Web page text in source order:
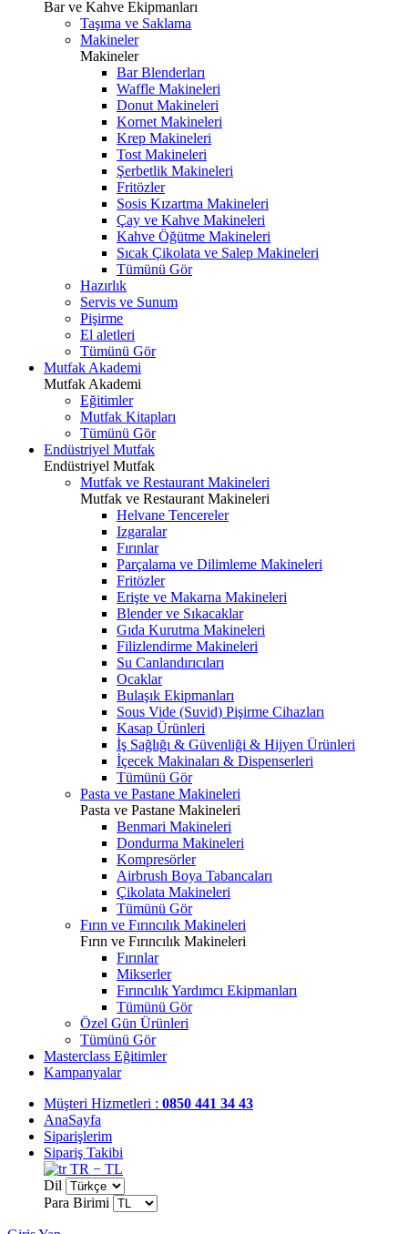
Bar ve Kahve Ekipmanları
Taşıma ve Saklama
Makineler
Makineler
Bar Blenderları
Waffle Makineleri
Donut Makineleri
Kornet Makineleri
Krep Makineleri
Tost Makineleri
Şerbetlik Makineleri
Fritözler
Sosis Kızartma Makineleri
Çay ve Kahve Makineleri
Kahve Öğütme Makineleri
Sıcak Çikolata ve Salep Makineleri
Tümünü Gör
Hazırlık
Servis ve Sunum
Pişirme
El aletleri
Tümünü Gör
Mutfak Akademi
Mutfak Akademi
Eğitimler
Mutfak Kitapları
Tümünü Gör
Endüstriyel Mutfak
Endüstriyel Mutfak
Mutfak ve Restaurant Makineleri
Mutfak ve Restaurant Makineleri
Helvane Tencereler
Izgaralar
Fırınlar
Parçalama ve Dilimleme Makineleri
Fritözler
Erişte ve Makarna Makineleri
Blender ve Sıkacaklar
Gıda Kurutma Makineleri
Filizlendirme Makineleri
Su Canlandırıcıları
Ocaklar
Bulaşık Ekipmanları
Sous Vide (Suvid) Pişirme Cihazları
Kasap Ürünleri
İş Sağlığı & Güvenliği & Hijyen Ürünleri
İçecek Makinaları & Dispenserleri
Tümünü Gör
Pasta ve Pastane Makineleri
Pasta ve Pastane Makineleri
Benmari Makineleri
Dondurma Makineleri
Kompresörler
Airbrush Boya Tabancaları
Çikolata Makineleri
Tümünü Gör
Fırın ve Fırıncılık Makineleri
Fırın ve Fırıncılık Makineleri
Fırınlar
Mikserler
Fırıncılık Yardımcı Ekipmanları
Tümünü Gör
Özel Gün Ürünleri
Tümünü Gör
Masterclass Eğitimler
Kampanyalar
Müşteri Hizmetleri : 0850 441 34 43
AnaSayfa
Siparişlerim
Sipariş Takibi
TR − TL
Dil
Para Birimi